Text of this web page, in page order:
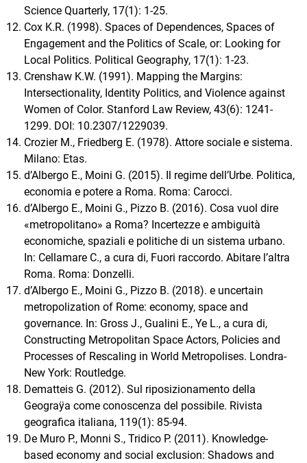
Science Quarterly, 17(1): 1-25.
Cox K.R. (1998). Spaces of Dependences, Spaces of
Engagement and the Politics of Scale, or: Looking for
Local Politics. Political Geography, 17(1): 1-23.
Crenshaw K.W. (1991). Mapping the Margins:
Intersectionality, Identity Politics, and Violence against
Women of Color. Stanford Law Review, 43(6): 1241-
1299. DOI: 10.2307/1229039.
Crozier M., Friedberg E. (1978). Attore sociale e sistema.
Milano: Etas.
d’Albergo E., Moini G. (2015). Il regime dell’Urbe. Politica,
economia e potere a Roma. Roma: Carocci.
d’Albergo E., Moini G., Pizzo B. (2016). Cosa vuol dire
«metropolitano» a Roma? Incertezze e ambiguità
economiche, spaziali e politiche di un sistema urbano.
In: Cellamare C., a cura di, Fuori raccordo. Abitare l’altra
Roma. Roma: Donzelli.
d’Albergo E., Moini G., Pizzo B. (2018). e uncertain
metropolization of Rome: economy, space and
governance. In: Gross J., Gualini E., Ye L., a cura di,
Constructing Metropolitan Space Actors, Policies and
Processes of Rescaling in World Metropolises. Londra-
New York: Routledge.
Dematteis G. (2012). Sul riposizionamento della
Geograÿa come conoscenza del possibile. Rivista
geografica italiana, 119(1): 85-94.
De Muro P., Monni S., Tridico P. (2011). Knowledge-
based economy and social exclusion: Shadows and